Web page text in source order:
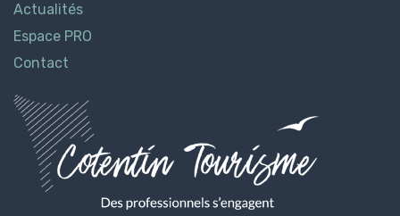
Actualités
Espace PRO
Contact